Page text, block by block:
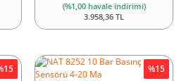
(%1,00 havale indirimi)
3.958,36 TL
%15